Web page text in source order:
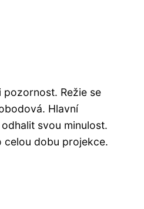
Režie se
Hlavní
svou minulost.
celou dobu projekce.